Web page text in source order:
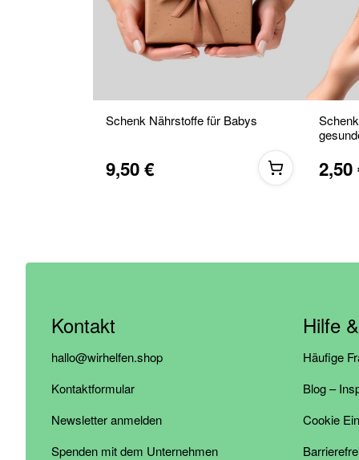
Schenk Nährstoffe für Babys
9,50 € 2,50
Kontakt
hallo@wirhelfen.shop
Kontaktformular
Newsletter anmelden
Spenden mit dem Unternehmen
Hilfe
Häufige
Blog –
Cookie